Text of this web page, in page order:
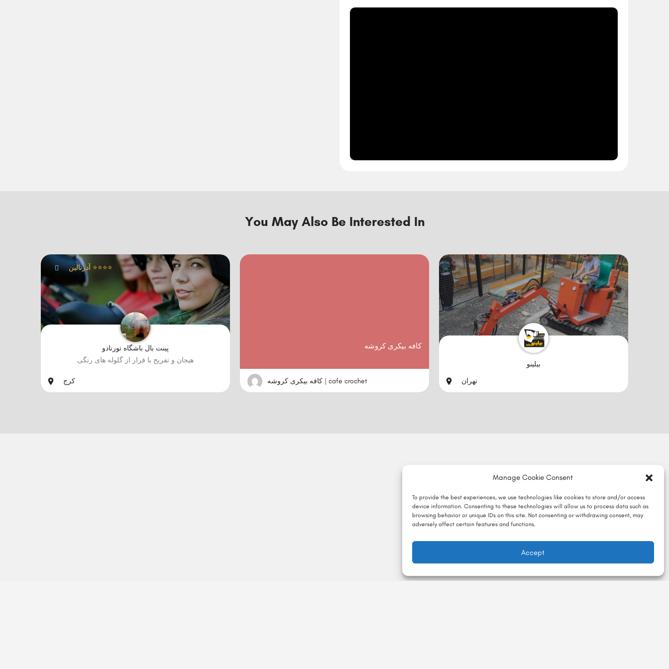
Manage Cookie Consent
To provide the best experiences, we use technologies like cookies to store and/or access
device information. Consenting to these technologies will allow us to process data such as
browsing behavior or unique IDs on this site. Not consenting or withdrawing consent, may
adversely affect certain features and functions.
Accept
You May Also Be Interested In
پینت بال باشگاه تورنادو
هیجان و تفریح با فرار از گلوله های رنگی
آدرنالین ⭐⭐⭐⭐
کرج
کافه بیکری کروشه
کافه بیکری کروشه | cafe crochet
بیلینو
تهران